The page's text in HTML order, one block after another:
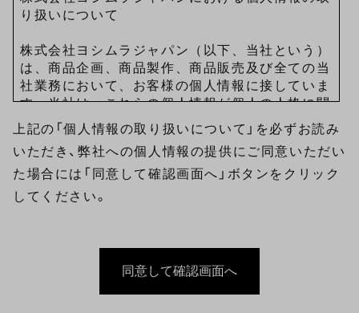
り扱いについて
株式会社ヨシムラジャパン（以下、当社という）
は、商品企画、商品製作、商品販売及び全ての当
社業務において、お客様の個人情報に接していま
す。当社は、これらの個人情報が個人の人格に関
わる重要な情報と位置づけ、その保護を重要な社
会責務と考えております。そこで当社が運営する
ウェブサイト（以下、当ウェブサイトという）で
は、お客様からいただいた個人情報に関しまして
プライバシーポリシーを定め、お客様が安心して
1. 当社は、お客様より収集した個人情報は、厳
重に管理いたします。 当社では個人情報への漏
洩、紛失、破壊、不正アクセスなどに関し、予防
上記の「個人情報の取り扱いについて」を必ずお読み
いただき、弊社への個人情報の提供にご同意いただい
た場合には「同意して確認画面へ」ボタンをクリック
してください。